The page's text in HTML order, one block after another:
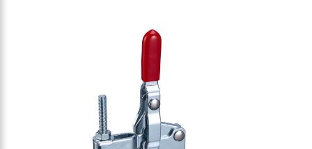
Vertikalspanner 910N